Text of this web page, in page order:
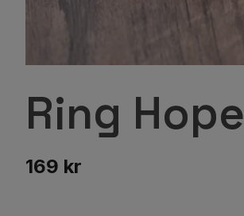
Ring Hope
169 kr